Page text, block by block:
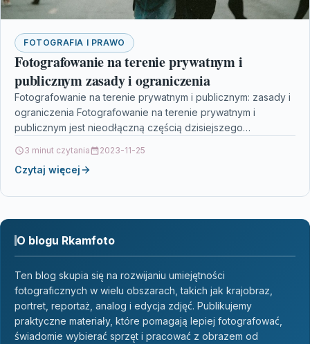
FOTOGRAFIA I PRAWO
Fotografowanie na terenie prywatnym i
publicznym zasady i ograniczenia
Fotografowanie na terenie prywatnym i publicznym: zasady i
ograniczenia Fotografowanie na terenie prywatnym i
publicznym jest nieodłączną częścią dzisiejszego
3 minut czytania 2023-11-25
Czytaj więcej
O blogu Rkamfoto
Ten blog skupia się na rozwijaniu umiejętności
fotograficznych w wielu obszarach, takich jak krajobraz,
portret, reportaż, analog i edycja zdjęć. Publikujemy
praktyczne materiały, które pomagają lepiej fotografować,
świadomie wybierać sprzęt i pracować z obrazem od